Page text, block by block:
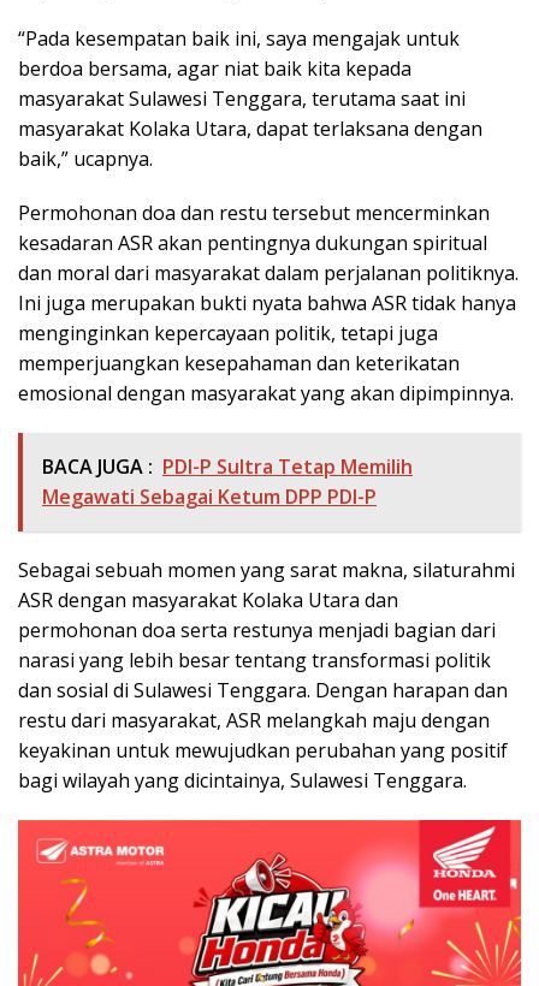
“Pada kesempatan baik ini, saya mengajak untuk
berdoa bersama, agar niat baik kita kepada
masyarakat Sulawesi Tenggara, terutama saat ini
masyarakat Kolaka Utara, dapat terlaksana dengan
baik,” ucapnya.
Permohonan doa dan restu tersebut mencerminkan
kesadaran ASR akan pentingnya dukungan spiritual
dan moral dari masyarakat dalam perjalanan politiknya.
Ini juga merupakan bukti nyata bahwa ASR tidak hanya
menginginkan kepercayaan politik, tetapi juga
memperjuangkan kesepahaman dan keterikatan
emosional dengan masyarakat yang akan dipimpinnya.
BACA JUGA : PDI-P Sultra Tetap Memilih
Megawati Sebagai Ketum DPP PDI-P
Sebagai sebuah momen yang sarat makna, silaturahmi
ASR dengan masyarakat Kolaka Utara dan
permohonan doa serta restunya menjadi bagian dari
narasi yang lebih besar tentang transformasi politik
dan sosial di Sulawesi Tenggara. Dengan harapan dan
restu dari masyarakat, ASR melangkah maju dengan
keyakinan untuk mewujudkan perubahan yang positif
bagi wilayah yang dicintainya, Sulawesi Tenggara.